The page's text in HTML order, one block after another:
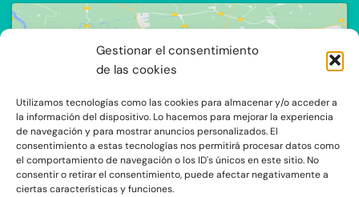
Gestionar el consentimiento
de las cookies
Utilizamos tecnologías como las cookies para almacenar y/o acceder a
la información del dispositivo. Lo hacemos para mejorar la experiencia
de navegación y para mostrar anuncios personalizados. El
consentimiento a estas tecnologías nos permitirá procesar datos como
el comportamiento de navegación o los ID's únicos en este sitio. No
consentir o retirar el consentimiento, puede afectar negativamente a
ciertas características y funciones.
Haz clic para aceptar cookies de
marketing y permitir este contenido